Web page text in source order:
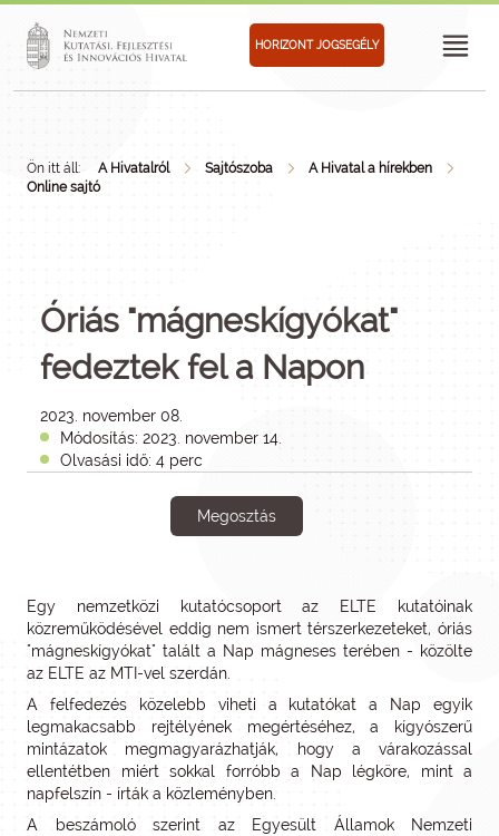
HORIZONT JOGSEGÉLY
Ön itt áll: A Hivatalról Sajtószoba
A Hivatal a hírekben
Online sajtó
Óriás "mágneskígyókat"
fedeztek fel a Napon
2023. november 08.
Módosítás: 2023. november 14.
Olvasási idő: 4 perc
Megosztás
Egy nemzetközi kutatócsoport az ELTE kutatóinak
közreműködésével eddig nem ismert térszerkezeteket, óriás
"mágneskígyókat" talált a Nap mágneses terében - közölte
az ELTE az MTI-vel szerdán.
A felfedezés közelebb viheti a kutatókat a Nap egyik
legmakacsabb rejtélyének megértéséhez, a kígyószerű
mintázatok megmagyarázhatják, hogy a várakozással
ellentétben miért sokkal forróbb a Nap légköre, mint a
napfelszín - írták a közleményben.
A beszámoló szerint az Egyesült Államok Nemzeti